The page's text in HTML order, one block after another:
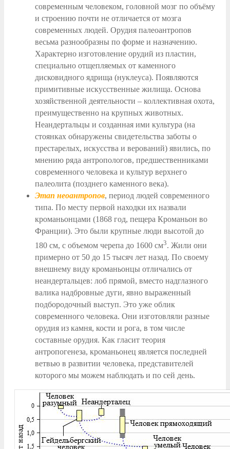
современным человеком, головной мозг по объёму
и строению почти не отличается от мозга
современных людей. Орудия палеоантропов
весьма разнообразны по форме и назначению.
Характерно изготовление орудий из пластин,
специально отщепляемых от каменного
дисковидного ядрища (нуклеуса). Появляются
примитивные искусственные жилища. Основа
хозяйственной деятельности – коллективная охота,
преимущественно на крупных животных.
Неандертальцы и созданная ими культура (на
стоянках обнаружены свидетельства заботы о
престарелых, искусства и верований) явились, по
мнению ряда антропологов, предшественниками
современного человека и культур верхнего
палеолита (позднего каменного века).
Этап неоантропов, период людей современного
типа. По месту первой находки их назвали
кроманьонцами (1868 год, пещера Кроманьон во
Франции). Это были крупные люди высотой до
180 см, с объемом черепа до 1600 см3. Жили они
примерно от 50 до 15 тысяч лет назад. По своему
внешнему виду кроманьонцы отличались от
неандертальцев: лоб прямой, вместо надглазного
валика надбровные дуги, явно выраженный
подбородочный выступ. Это уже облик
современного человека. Они изготовляли разные
орудия из камня, кости и рога, в том числе
составные орудия. Как гласит теория
антропогенеза, кроманьонец является последней
ветвью в развитии человека, представителей
которого мы можем наблюдать и по сей день.